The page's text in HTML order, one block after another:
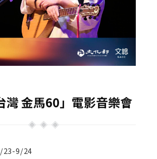
灣 金馬60」電影音樂會
23-9/24